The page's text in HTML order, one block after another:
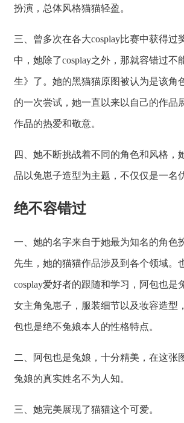
扮演，总体风格猫猫轻盈。
三、曾多次在各大cosplay比赛中获得过
中，她除了cosplay之外，那就容错过不
生》了。她的黑猫猫原图被认为是该角
的一次尝试，她一直以来以自己的作品
作品的热爱和敬意。
四、她不断挑战着不同的角色和风格，
品以兔崽子造型为主题，不仅仅是一名
绝不容错过
一、她的名字来自于她最为知名的角
先生，她的猫猫作品涉及到各个领域。
cosplay爱好者的跟随和学习，阿包也是
女主角兔崽子，服装细节以及妆容造型
包也是绝不兔娘本人的性格特点。
二、阿包也是兔娘，十分精美，在这张
兔娘的真实姓名不为人知。
三、她完美展现了猫猫这个可爱。